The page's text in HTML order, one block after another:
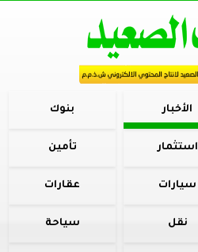
الأخبار بنوك
استثمار تأمين
سيارات عقارات
نقل سياحة